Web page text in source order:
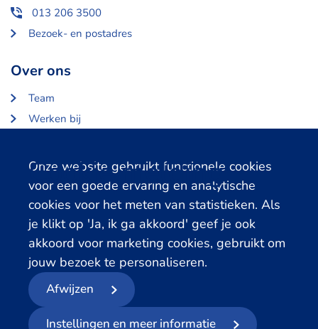
Cookie melding
Onze website gebruikt functionele cookies
voor een goede ervaring en analytische
cookies voor het meten van statistieken. Als
je klikt op 'Ja, ik ga akkoord' geef je ook
akkoord voor marketing cookies, gebruikt om
jouw bezoek te personaliseren.
Afwijzen
Instellingen en meer informatie
013 206 3500
Bezoek- en postadres
Over ons
Team
Werken bij
Partners en opdrachtgevers
Gerelateerde databanken
LISS Data Archive
SHARE Data Access
DHS Data Access
© 2026 - Centerdata